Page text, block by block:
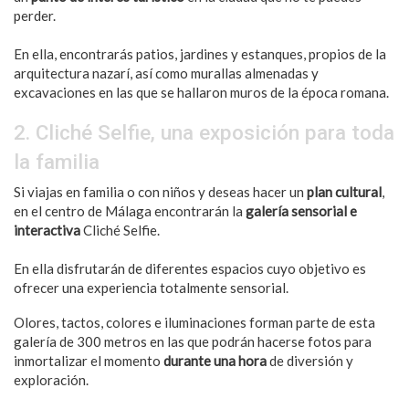
perder.
En ella, encontrarás patios, jardines y estanques, propios de la
arquitectura nazarí, así como murallas almenadas y
excavaciones en las que se hallaron muros de la época romana.
2. Cliché Selfie, una exposición para toda
la familia
Si viajas en familia o con niños y deseas hacer un plan cultural,
en el centro de Málaga encontrarán la galería sensorial e
interactivaCliché Selfie.
En ella disfrutarán de diferentes espacios cuyo objetivo es
ofrecer una experiencia totalmente sensorial.
Olores, tactos, colores e iluminaciones forman parte de esta
galería de 300 metros en las que podrán hacerse fotos para
inmortalizar el momento durante una horade diversión y
exploración.